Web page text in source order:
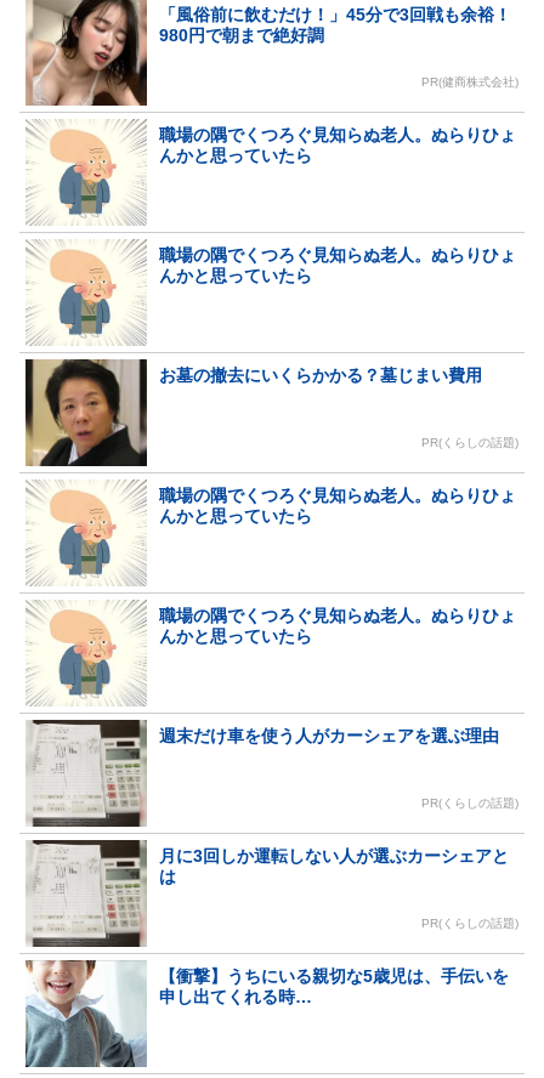
「風俗前に飲むだけ！」45分で3回戦も余裕！
980円で朝まで絶好調
PR(健商株式会社)
職場の隅でくつろぐ見知らぬ老人。ぬらりひょ
んかと思っていたら
職場の隅でくつろぐ見知らぬ老人。ぬらりひょ
んかと思っていたら
お墓の撤去にいくらかかる？墓じまい費用
PR(くらしの話題)
職場の隅でくつろぐ見知らぬ老人。ぬらりひょ
んかと思っていたら
職場の隅でくつろぐ見知らぬ老人。ぬらりひょ
んかと思っていたら
週末だけ車を使う人がカーシェアを選ぶ理由
PR(くらしの話題)
月に3回しか運転しない人が選ぶカーシェアと
は
PR(くらしの話題)
【衝撃】うちにいる親切な5歳児は、手伝いを
申し出てくれる時…